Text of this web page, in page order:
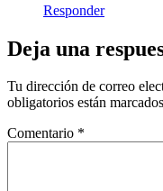
Responder
Deja una
Tu dirección de correo
obligatorios están
Comentario *